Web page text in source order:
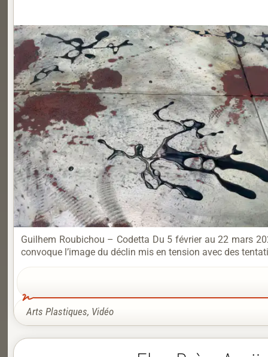
Guilhem Roubichou – Codetta Du 5 février au 22 mars
convoque l’image du déclin mis en tension avec des
Arts Plastiques, Vidéo